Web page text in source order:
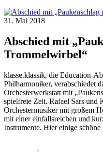
31. Mai 2018
Abschied mit
Trommelwirbel“
klasse.klassik, die Education-
Philharmoniker, verabschiedet
Orchesterwerkstatt mit
spielfreie Zeit. Rafael Sars und
Orchestermusiker mit großem
mit einer einfallsreichen und
Instrumente. Hier einige